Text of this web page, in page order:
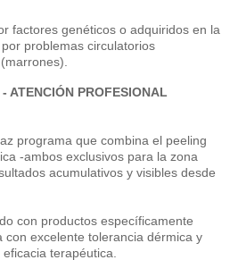
factores genéticos o adquiridos en la
problemas circulatorios
ATENCIÓN PROFESIONAL
programa que combina el peeling
-ambos exclusivos para la zona
acumulativos y visibles desde
con productos específicamente
excelente tolerancia dérmica y
terapéutica.